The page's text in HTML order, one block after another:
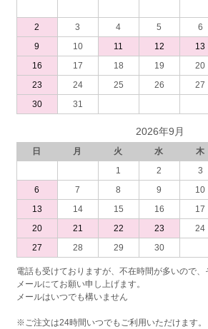
2
3 4 5 6
9
10 11 12 13
16
17 18 19 20
23
24 25 26 27
30
31
2026年9月
日 月 火 水 木
1
2 3
6
7 8 9 10
13
14 15 16 17
20
21 22 23 24
27
28 29 30
電話も受けておりますが、不在時間が多いので、
メールにてお願い申し上げます。
メールはいつでも構いません
※ご注文は24時間いつでもご利用いただけます